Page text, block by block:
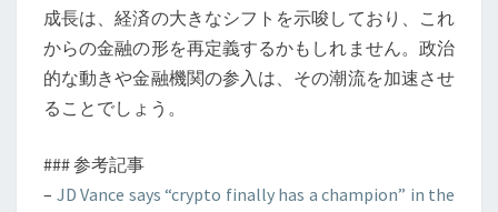
成長は、経済の大きなシフトを示唆しており、これ
からの金融の形を再定義するかもしれません。政治
的な動きや金融機関の参入は、その潮流を加速させ
ることでしょう。
### 参考記事
– JD Vance says “crypto finally has a champion” in the